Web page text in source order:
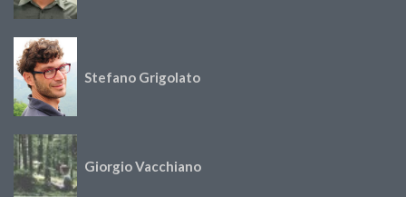
Stefano Grigolato
Giorgio Vacchiano